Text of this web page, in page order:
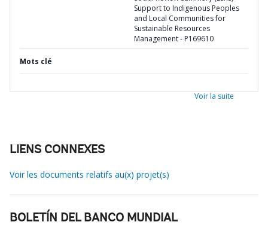
Support to Indigenous Peoples
and Local Communities for
Sustainable Resources
Management - P169610
Mots clé
Voir la suite
LIENS CONNEXES
Voir les documents relatifs au(x) projet(s)
BOLETÍN DEL BANCO MUNDIAL